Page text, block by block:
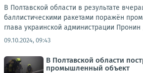
В Полтавской области в результате
баллистическими ракетами поражён
глава украинской администрации
09.10.2024, 09:43
В Полтавской области
промышленный объект